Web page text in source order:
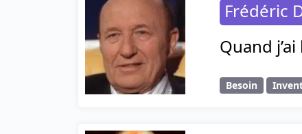
Frédéric
Quand
Besoin